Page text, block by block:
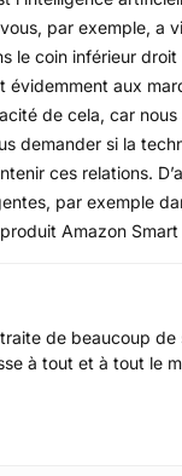
par exemple,
le coin inférieur
aux
de cela, car
demander si la
ces relations.
par exemple
Amazon
de beaucoup
à tout et à tout le